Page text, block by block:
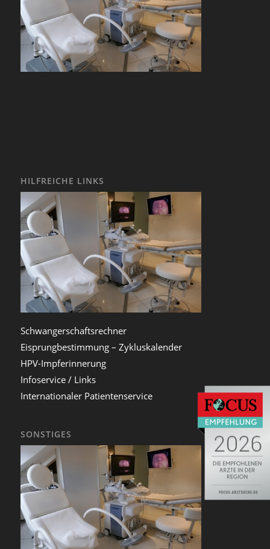
HILFREICHE LINKS
Schwangerschaftsrechner
Eisprungbestimmung – Zykluskalender
HPV-Impferinnerung
Infoservice / Links
Internationaler Patientenservice
SONSTIGES